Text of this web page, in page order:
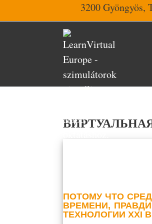
3200 Gyöngyös,
ПОТОМУ ЧТО
ВРЕМЕНИ,
ТЕХНОЛОГИИ XXI